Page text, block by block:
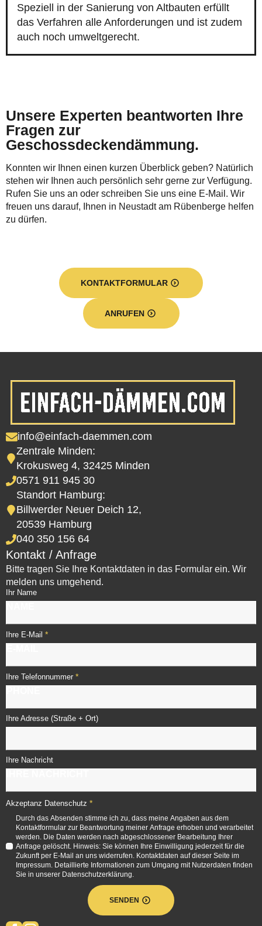
Speziell in der Sanierung von Altbauten erfüllt
das Verfahren alle Anforderungen und ist zudem
auch noch umweltgerecht.
Unsere Experten beantworten Ihre
Fragen zur
Geschossdeckendämmung.
Konnten wir Ihnen einen kurzen Überblick geben? Natürlich
stehen wir Ihnen auch persönlich sehr gerne zur Verfügung.
Rufen Sie uns an oder schreiben Sie uns eine E-Mail. Wir
freuen uns darauf, Ihnen in Neustadt am Rübenberge helfen
zu dürfen.
KONTAKTFORMULAR
ANRUFEN
info@einfach-daemmen.com
Zentrale Minden:
Krokusweg 4, 32425 Minden
0571 911 945 30
Standort Hamburg:
Billwerder Neuer Deich 12,
20539 Hamburg
040 350 156 64
Kontakt / Anfrage
Bitte tragen Sie Ihre Kontaktdaten in das Formular ein. Wir
melden uns umgehend.
Ihr Name
Ihre E-Mail *
Ihre Telefonnummer *
Ihre Adresse (Straße + Ort)
Ihre Nachricht
Akzeptanz Datenschutz *
Durch das Absenden stimme ich zu, dass meine Angaben aus dem
Kontaktformular zur Beantwortung meiner Anfrage erhoben und verarbeitet
werden. Die Daten werden nach abgeschlossener Bearbeitung Ihrer
Anfrage gelöscht. Hinweis: Sie können Ihre Einwilligung jederzeit für die
Zukunft per E-Mail an uns widerrufen. Kontaktdaten auf dieser Seite im
Impressum. Detaillierte Informationen zum Umgang mit Nutzerdaten finden
Sie in unserer Datenschutzerklärung.
SENDEN